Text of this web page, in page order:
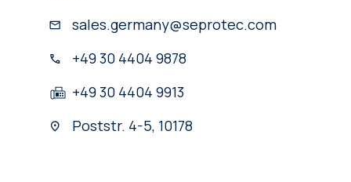
sales.germany@seprotec.com
+49 30 4404 9878
+49 30 4404 9913
Poststr. 4-5, 10178